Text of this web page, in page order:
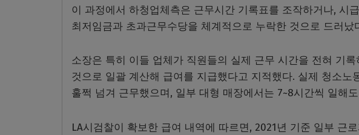
이 과정에서 하청업체측은 근무시간 기록표를 조작하거나, 시
최저임금과 초과근무수당을 체계적으로 누락한 것으로 드러났
소장은 특히 이들 업체가 직원들의 실제 근무 시간을 전혀 기
것으로 일괄 계산해 급여를 지급했다고 지적했다. 실제 청소
훌쩍 넘겨 근무했으며, 일부 대형 매장에서는 7~8시간씩 일해
LA시검찰이 확보한 급여 내역에 따르면, 2021년 기준 일부 근